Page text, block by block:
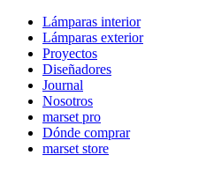
Lámparas interior
Lámparas exterior
Proyectos
Diseñadores
Journal
Nosotros
marset pro
Dónde comprar
marset store